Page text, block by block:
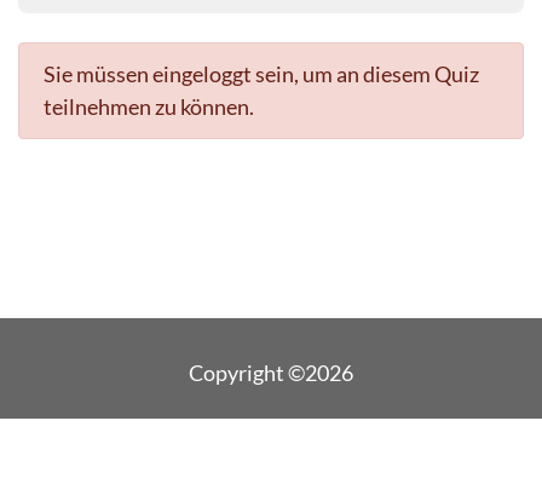
Sie müssen eingeloggt sein, um an diesem Quiz
teilnehmen zu können.
Copyright ©2026